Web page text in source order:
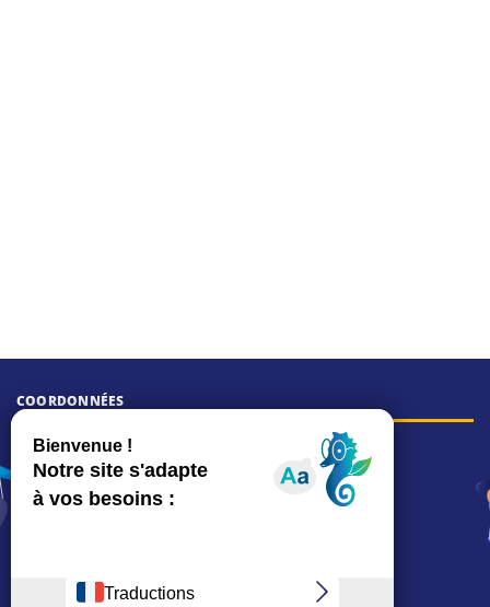
COORDONNÉES
Hôtel de ville
15, rue Charles-Duflos
01 41 19 83 00
01 71 11 45 45